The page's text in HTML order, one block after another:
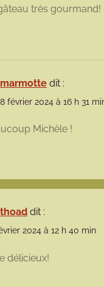
très gourmand!
marmotte dit :
8 février 2024 à 16 h 31
Michèle !
dit :
2024 à 12 h 40 min
délicieux!